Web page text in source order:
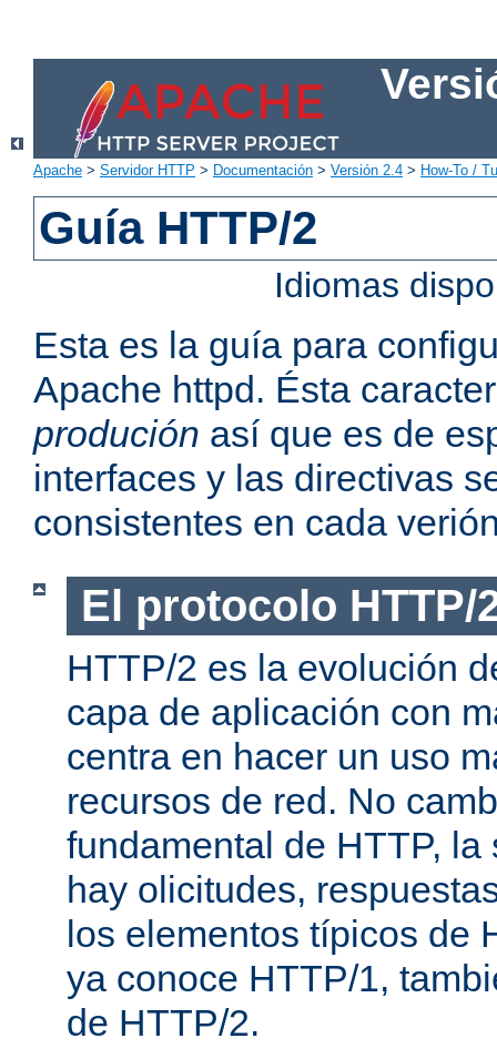
Apache > Servidor HTTP > Documentación > Versión 2.4 > How-To /
Guía HTTP/2
Idiomas
Esta es la guía para
Apache httpd. Ésta
produción así que es de
interfaces y las directivas
consistentes en cada
El protocolo HTTP/
HTTP/2 es la evolución
capa de aplicación con
centra en hacer un uso
recursos de red. No
fundamental de HTTP, la
hay olicitudes,
los elementos típicos de
ya conoce HTTP/1,
de HTTP/2.